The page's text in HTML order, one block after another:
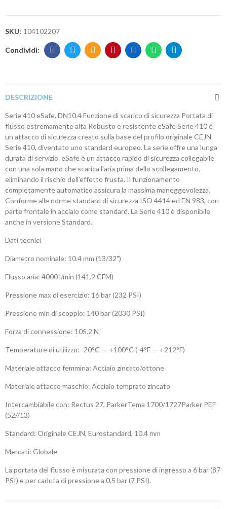
SKU: 104102207
DESCRIZIONE
Serie 410 eSafe, DN10.4 Funzione di scarico di sicurezza Portata di
flusso estremamente alta Robusto e resistente eSafe Serie 410 è
un attacco di sicurezza creato sulla base del profilo originale CEJN
Serie 410, diventato uno standard europeo. La serie offre una lunga
durata di servizio. eSafe è un attacco rapido di sicurezza collegabile
con una sola mano che scarica l'aria prima dello scollegamento,
eliminando il rischio dell’effetto frusta. Il funzionamento
completamente automatico assicura la massima maneggevolezza.
Conforme alle norme standard di sicurezza ISO 4414 ed EN 983, con
parte frontale in acciaio come standard. La Serie 410 è disponibile
anche in versione Standard.
Dati tecnici
Diametro nominale: 10.4 mm (13/32")
Flusso aria: 4000 l/min (141.2 CFM)
Pressione max di esercizio: 16 bar (232 PSI)
Pressione min di scoppio: 140 bar (2030 PSI)
Forza di connessione: 105.2 N
Temperature di utilizzo: -20°C — +100°C (-4°F — +212°F)
Materiale attacco femmina: Acciaio zincato/ottone
Materiale attacco maschio: Acciaio temprato zincato
Intercambiabile con: Rectus 27, ParkerTema 1700/1727Parker PEF
(52//13)
Standard: Originale CEJN, Eurostandard, 10.4 mm
Mercati: Globale
La portata del flusso è misurata con pressione di ingresso a 6 bar (87
PSI) e per caduta di pressione a 0,5 bar (7 PSI).